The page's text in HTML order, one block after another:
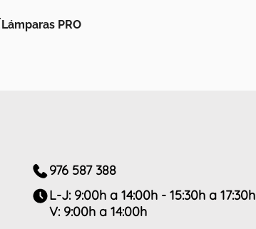
Lámparas PRO
976 587 388
L-J: 9:00h a 14:00h - 15:30h a 17:30h
V: 9:00h a 14:00h